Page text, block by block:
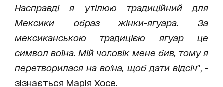
Насправді я утілюю традиційний для
Мексики образ жінки-ягуара. За
мексиканською традицією ягуар це
символ воїна. Мій чоловік мене бив, тому я
перетворилася на воїна, щоб дати відсіч", -
зізнається Марія Хосе.